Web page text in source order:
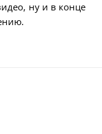
ну и в конце